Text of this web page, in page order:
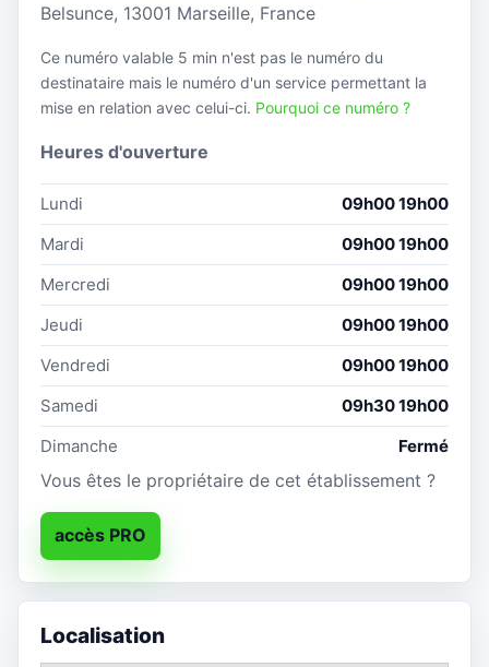
Belsunce, 13001 Marseille, France
Ce numéro valable 5 min n'est pas le numéro du
destinataire mais le numéro d'un service permettant la
mise en relation avec celui-ci. Pourquoi ce numéro ?
Heures d'ouverture
Lundi
09h00 19h00
Mardi
09h00 19h00
Mercredi
09h00 19h00
Jeudi
09h00 19h00
Vendredi
09h00 19h00
Samedi
09h30 19h00
Dimanche
Fermé
Vous êtes le propriétaire de cet établissement ?
accès PRO
Localisation